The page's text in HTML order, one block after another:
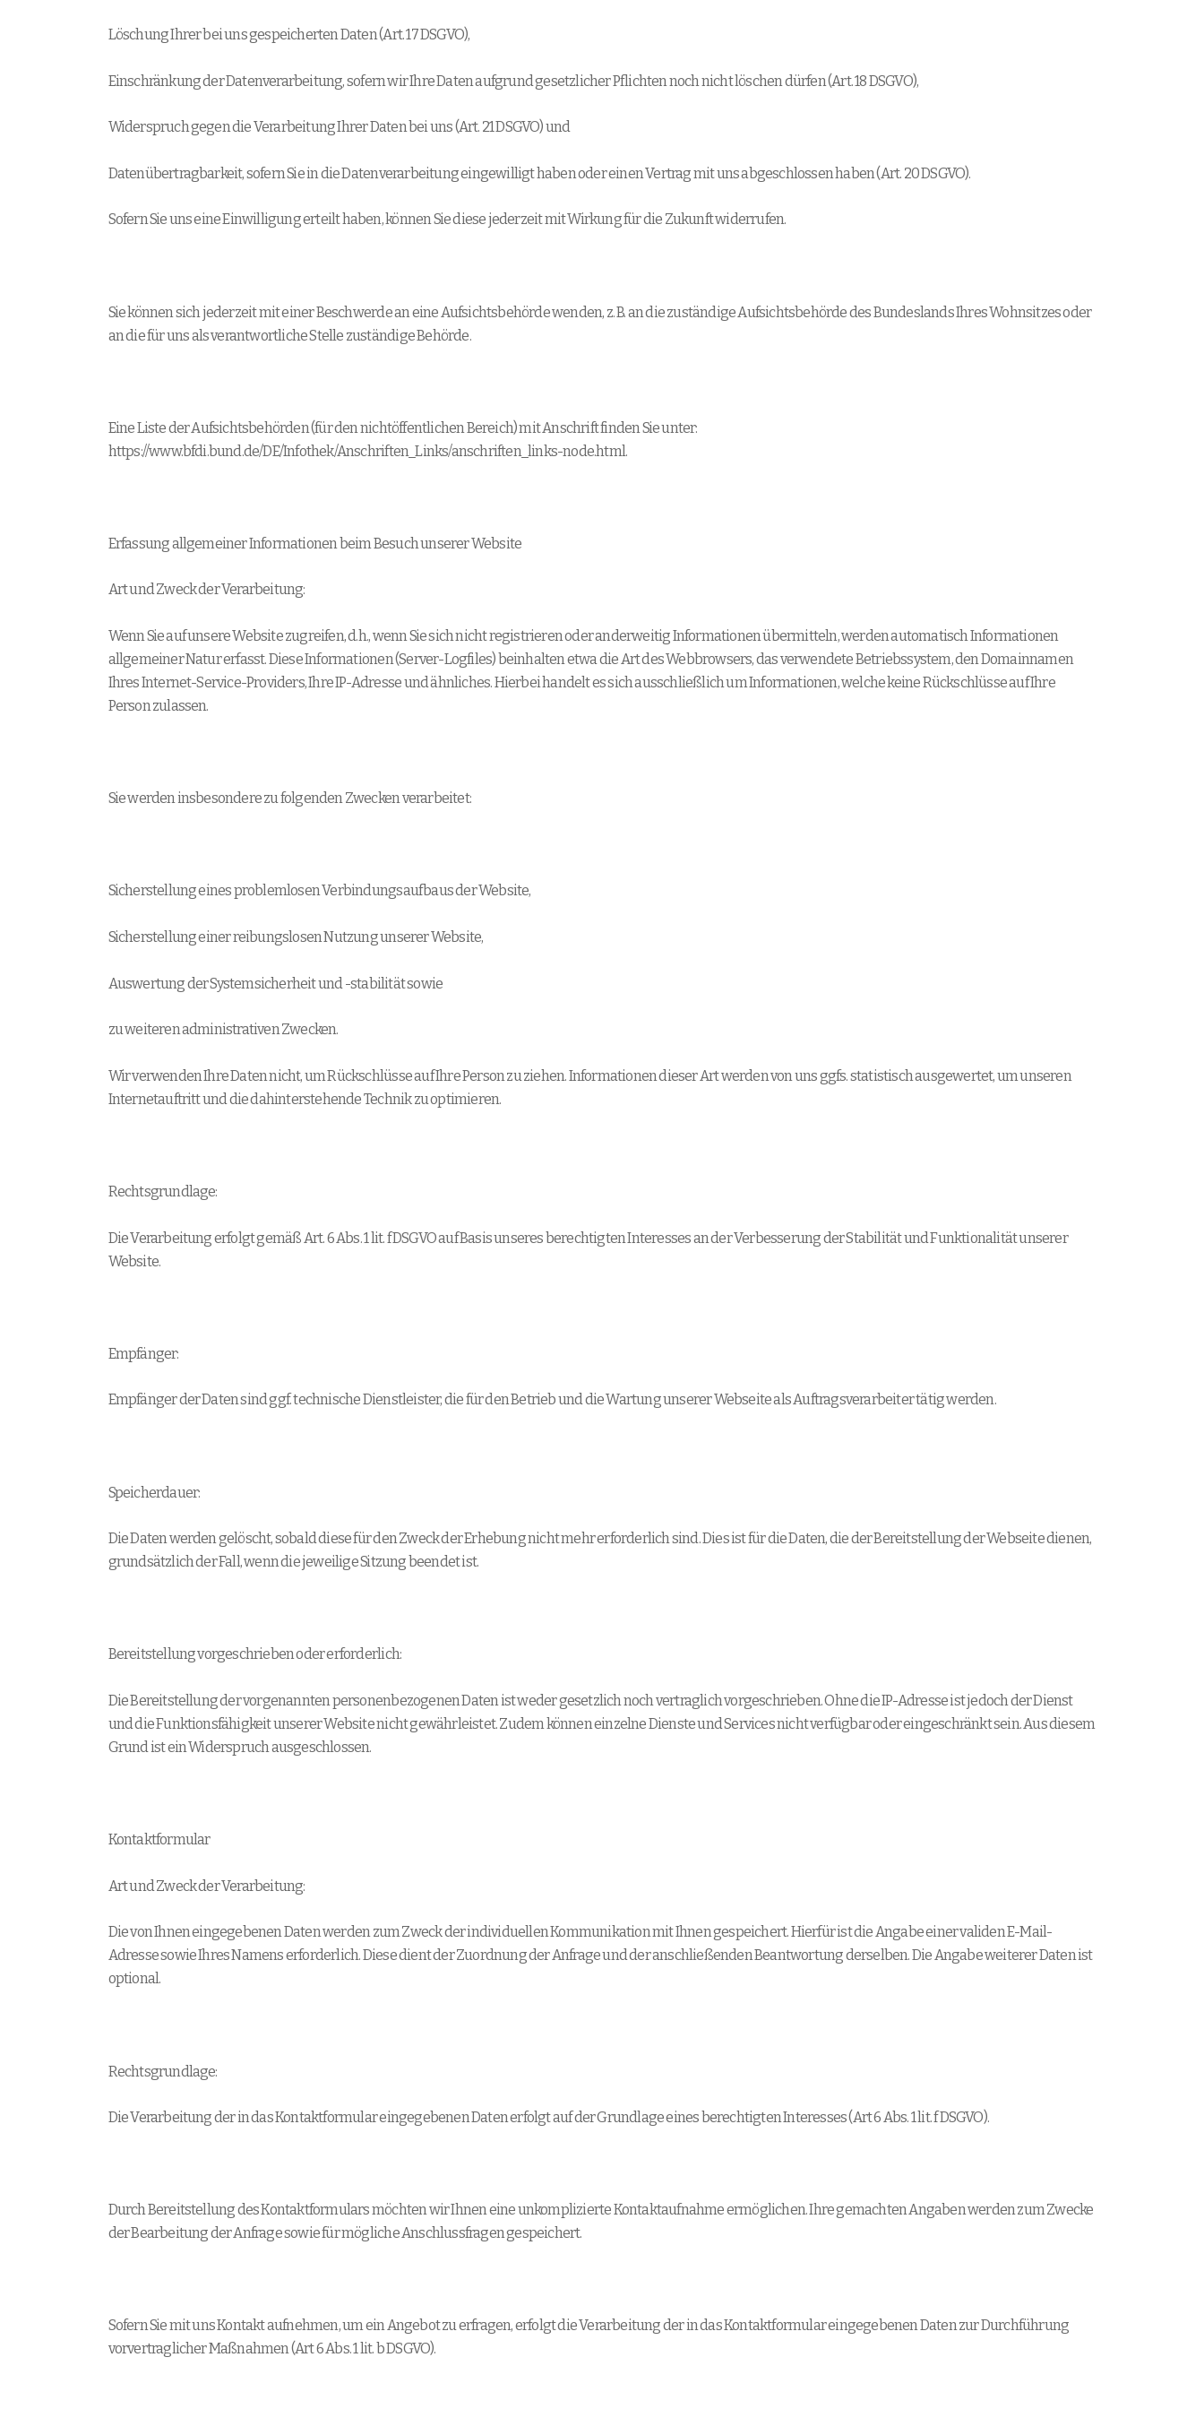
Löschung Ihrer bei uns gespeicherten Daten (Art. 17 DSGVO),
Einschränkung der Datenverarbeitung, sofern wir Ihre Daten aufgrund gesetzlicher Pflichten noch nicht löschen dürfen (Art. 18 DSGVO),
Widerspruch gegen die Verarbeitung Ihrer Daten bei uns (Art. 21 DSGVO) und
Datenübertragbarkeit, sofern Sie in die Datenverarbeitung eingewilligt haben oder einen Vertrag mit uns abgeschlossen haben (Art. 20 DSGVO).
Sofern Sie uns eine Einwilligung erteilt haben, können Sie diese jederzeit mit Wirkung für die Zukunft widerrufen.
Sie können sich jederzeit mit einer Beschwerde an eine Aufsichtsbehörde wenden, z. B. an die zuständige Aufsichtsbehörde des Bundeslands Ihres Wohnsitzes oder
an die für uns als verantwortliche Stelle zuständige Behörde.
Eine Liste der Aufsichtsbehörden (für den nichtöffentlichen Bereich) mit Anschrift finden Sie unter:
https://www.bfdi.bund.de/DE/Infothek/Anschriften_Links/anschriften_links-node.html.
Erfassung allgemeiner Informationen beim Besuch unserer Website
Art und Zweck der Verarbeitung:
Wenn Sie auf unsere Website zugreifen, d.h., wenn Sie sich nicht registrieren oder anderweitig Informationen übermitteln, werden automatisch Informationen
allgemeiner Natur erfasst. Diese Informationen (Server-Logfiles) beinhalten etwa die Art des Webbrowsers, das verwendete Betriebssystem, den Domainnamen
Ihres Internet-Service-Providers, Ihre IP-Adresse und ähnliches. Hierbei handelt es sich ausschließlich um Informationen, welche keine Rückschlüsse auf Ihre
Person zulassen.
Sie werden insbesondere zu folgenden Zwecken verarbeitet:
Sicherstellung eines problemlosen Verbindungsaufbaus der Website,
Sicherstellung einer reibungslosen Nutzung unserer Website,
Auswertung der Systemsicherheit und -stabilität sowie
zu weiteren administrativen Zwecken.
Wir verwenden Ihre Daten nicht, um Rückschlüsse auf Ihre Person zu ziehen. Informationen dieser Art werden von uns ggfs. statistisch ausgewertet, um unseren
Internetauftritt und die dahinterstehende Technik zu optimieren.
Rechtsgrundlage:
Die Verarbeitung erfolgt gemäß Art. 6 Abs. 1 lit. f DSGVO auf Basis unseres berechtigten Interesses an der Verbesserung der Stabilität und Funktionalität unserer
Website.
Empfänger:
Empfänger der Daten sind ggf. technische Dienstleister, die für den Betrieb und die Wartung unserer Webseite als Auftragsverarbeiter tätig werden.
Speicherdauer:
Die Daten werden gelöscht, sobald diese für den Zweck der Erhebung nicht mehr erforderlich sind. Dies ist für die Daten, die der Bereitstellung der Webseite dienen,
grundsätzlich der Fall, wenn die jeweilige Sitzung beendet ist.
Bereitstellung vorgeschrieben oder erforderlich:
Die Bereitstellung der vorgenannten personenbezogenen Daten ist weder gesetzlich noch vertraglich vorgeschrieben. Ohne die IP-Adresse ist jedoch der Dienst
und die Funktionsfähigkeit unserer Website nicht gewährleistet. Zudem können einzelne Dienste und Services nicht verfügbar oder eingeschränkt sein. Aus diesem
Grund ist ein Widerspruch ausgeschlossen.
Kontaktformular
Art und Zweck der Verarbeitung:
Die von Ihnen eingegebenen Daten werden zum Zweck der individuellen Kommunikation mit Ihnen gespeichert. Hierfür ist die Angabe einer validen E-Mail-
Adresse sowie Ihres Namens erforderlich. Diese dient der Zuordnung der Anfrage und der anschließenden Beantwortung derselben. Die Angabe weiterer Daten ist
optional.
Rechtsgrundlage:
Die Verarbeitung der in das Kontaktformular eingegebenen Daten erfolgt auf der Grundlage eines berechtigten Interesses (Art 6 Abs. 1 lit. f DSGVO).
Durch Bereitstellung des Kontaktformulars möchten wir Ihnen eine unkomplizierte Kontaktaufnahme ermöglichen. Ihre gemachten Angaben werden zum Zwecke
der Bearbeitung der Anfrage sowie für mögliche Anschlussfragen gespeichert.
Sofern Sie mit uns Kontakt aufnehmen, um ein Angebot zu erfragen, erfolgt die Verarbeitung der in das Kontaktformular eingegebenen Daten zur Durchführung
vorvertraglicher Maßnahmen (Art 6 Abs. 1 lit. b DSGVO).